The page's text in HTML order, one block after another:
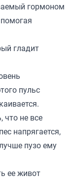
гормоном
гладит
пульс
что не все
напрягается,
пузо ему
ее живот